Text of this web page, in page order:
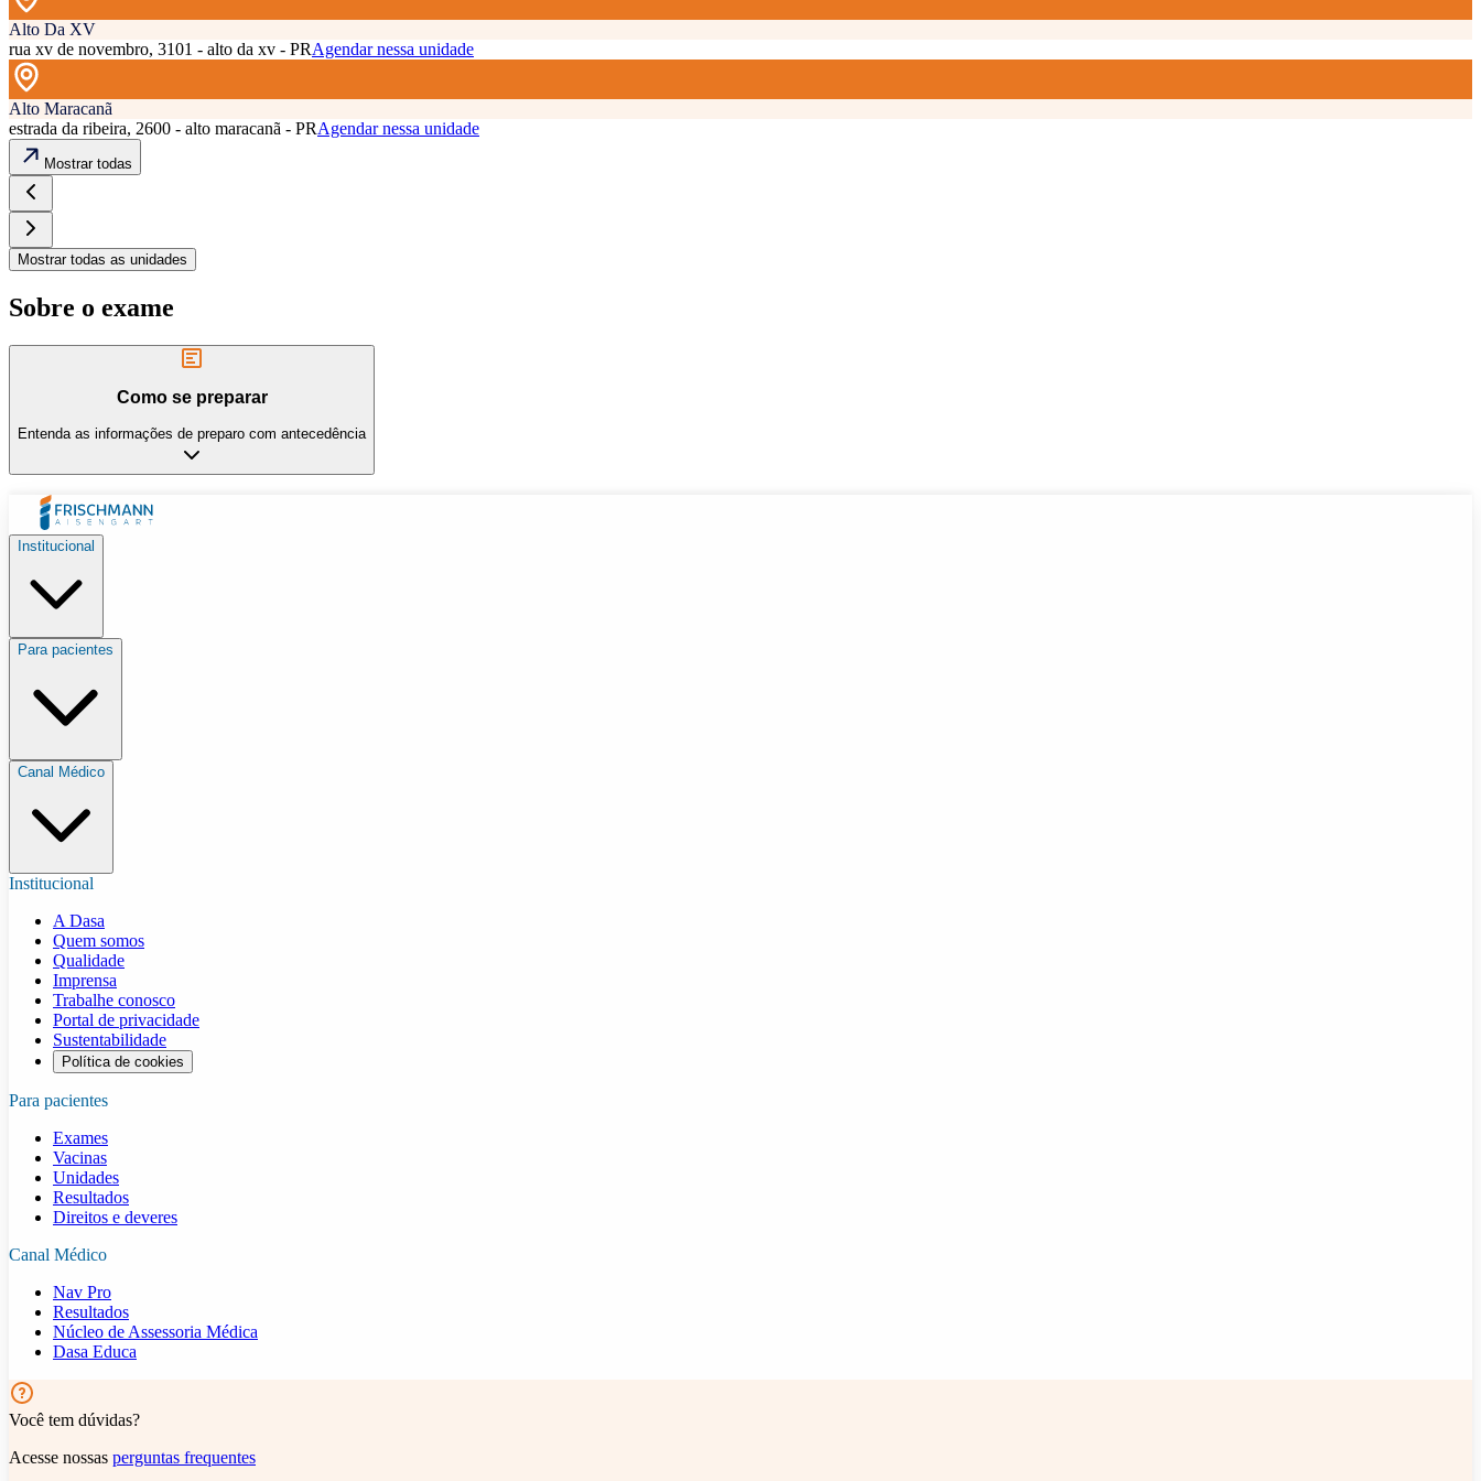
Alto Da XV
rua xv de novembro, 3101 - alto da xv - PRAgendar nessa unidade
Alto Maracanã
estrada da ribeira, 2600 - alto maracanã - PRAgendar nessa unidade
Mostrar todas
Mostrar todas as unidades
Sobre o exame
Como se preparar
Entenda as informações de preparo com antecedência
Institucional
Para pacientes
Canal Médico
Institucional
A Dasa
Quem somos
Qualidade
Imprensa
Trabalhe conosco
Portal de privacidade
Sustentabilidade
Política de cookies
Para pacientes
Exames
Vacinas
Unidades
Resultados
Direitos e deveres
Canal Médico
Nav Pro
Resultados
Núcleo de Assessoria Médica
Dasa Educa
Você tem dúvidas?
Acesse nossas perguntas frequentes